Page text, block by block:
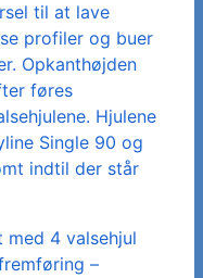
til at lave
profiler og buer
Opkanthøjden
føres
Hjulene
Single 90 og
indtil der står
med 4 valsehjul
–